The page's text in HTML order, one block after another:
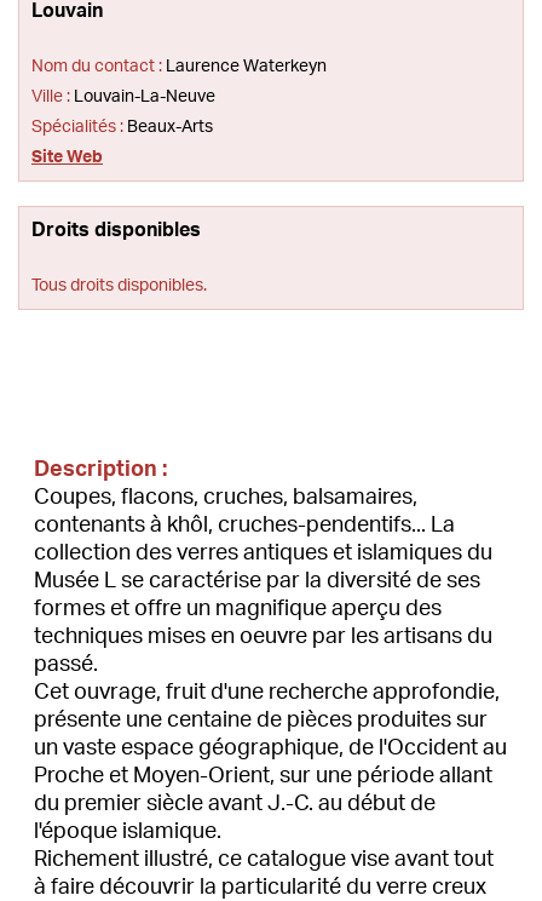
Louvain
Nom du contact : Laurence Waterkeyn
Ville : Louvain-La-Neuve
Spécialités : Beaux-Arts
Site Web
Droits disponibles
Tous droits disponibles.
Description :
Coupes, flacons, cruches, balsamaires,
contenants à khôl, cruches-pendentifs... La
collection des verres antiques et islamiques du
Musée L se caractérise par la diversité de ses
formes et offre un magnifique aperçu des
techniques mises en oeuvre par les artisans du
passé.
Cet ouvrage, fruit d'une recherche approfondie,
présente une centaine de pièces produites sur
un vaste espace géographique, de l'Occident au
Proche et Moyen-Orient, sur une période allant
du premier siècle avant J.-C. au début de
l'époque islamique.
Richement illustré, ce catalogue vise avant tout
à faire découvrir la particularité du verre creux